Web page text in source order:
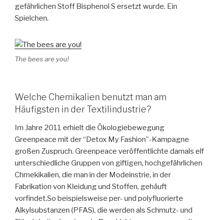
gefährlichen Stoff Bisphenol S ersetzt wurde. Ein
Spielchen.
The bees are you!
Welche Chemikalien benutzt man am
Häufigsten in der Textilindustrie?
Im Jahre 2011 erhielt die Ökologiebewegung
Greenpeace mit der “Detox My Fashion”-Kampagne
großen Zuspruch. Greenpeace veröffentlichte damals elf
unterschiedliche Gruppen von giftigen, hochgefährlichen
Chmekikalien, die man in der Modeinstrie, in der
Fabrikation von Kleidung und Stoffen, gehäuft
vorfindet.So beispielsweise per- und polyfluorierte
Alkylsubstanzen (PFAS), die werden als Schmutz- und